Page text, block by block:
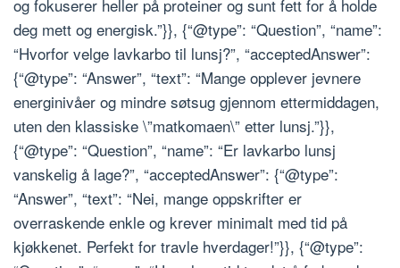
og fokuserer heller på proteiner og sunt fett for å holde
deg mett og energisk.”}}, {“@type”: “Question”, “name”:
“Hvorfor velge lavkarbo til lunsj?”, “acceptedAnswer”:
{“@type”: “Answer”, “text”: “Mange opplever jevnere
energinivåer og mindre søtsug gjennom ettermiddagen,
uten den klassiske \”matkomaen\” etter lunsj.”}},
{“@type”: “Question”, “name”: “Er lavkarbo lunsj
vanskelig å lage?”, “acceptedAnswer”: {“@type”:
“Answer”, “text”: “Nei, mange oppskrifter er
overraskende enkle og krever minimalt med tid på
kjøkkenet. Perfekt for travle hverdager!”}}, {“@type”: